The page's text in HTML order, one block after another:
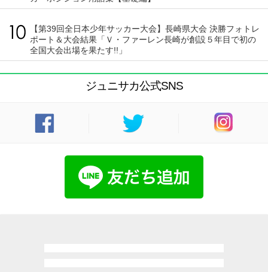
【第39回全日本少年サッカー大会】長崎県大会 決勝フォトレ
ポート＆大会結果「Ｖ・ファーレン長崎が創設５年目で初の
全国大会出場を果たす!!」
ジュニサカ公式SNS